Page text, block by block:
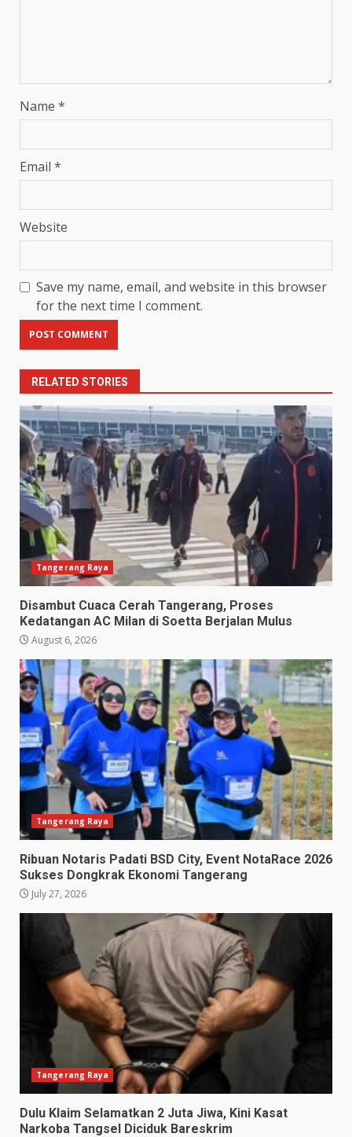
Name *
Email *
Website
Save my name, email, and website in this browser
for the next time I comment.
RELATED STORIES
Tangerang Raya
Disambut Cuaca Cerah Tangerang, Proses
Kedatangan AC Milan di Soetta Berjalan Mulus
August 6, 2026
Tangerang Raya
Ribuan Notaris Padati BSD City, Event NotaRace 2026
Sukses Dongkrak Ekonomi Tangerang
July 27, 2026
Tangerang Raya
Dulu Klaim Selamatkan 2 Juta Jiwa, Kini Kasat
Narkoba Tangsel Diciduk Bareskrim